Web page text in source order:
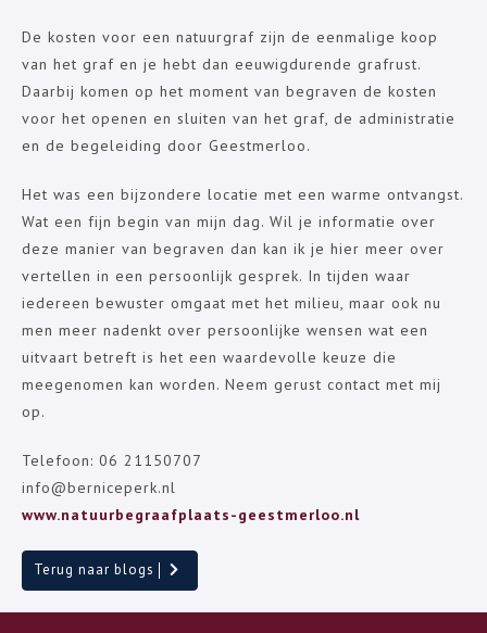
De kosten voor een natuurgraf zijn de eenmalige koop
van het graf en je hebt dan eeuwigdurende grafrust.
Daarbij komen op het moment van begraven de kosten
voor het openen en sluiten van het graf, de administratie
en de begeleiding door Geestmerloo.
Het was een bijzondere locatie met een warme ontvangst.
Wat een fijn begin van mijn dag. Wil je informatie over
deze manier van begraven dan kan ik je hier meer over
vertellen in een persoonlijk gesprek. In tijden waar
iedereen bewuster omgaat met het milieu, maar ook nu
men meer nadenkt over persoonlijke wensen wat een
uitvaart betreft is het een waardevolle keuze die
meegenomen kan worden. Neem gerust contact met mij
op.
Telefoon: 06 21150707
info@berniceperk.nl
www.natuurbegraafplaats-geestmerloo.nl
Terug naar blogs